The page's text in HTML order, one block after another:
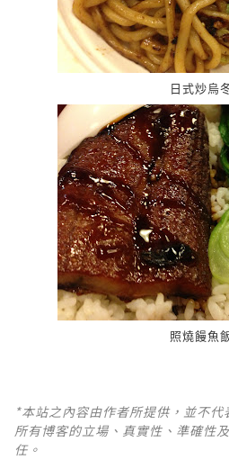
日式炒烏
照燒饅魚
*本站之內容由作者所提供，並不
所有博客的立場、真實性、準確性
任。